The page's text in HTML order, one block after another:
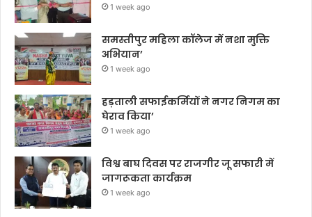
1 week ago
समस्तीपुर महिला कॉलेज में नशा मुक्ति
अभियान’
1 week ago
हड़ताली सफाईकर्मियों ने नगर निगम का
घेराव किया’
1 week ago
विश्व बाघ दिवस पर राजगीर जू सफारी में
जागरूकता कार्यक्रम
1 week ago